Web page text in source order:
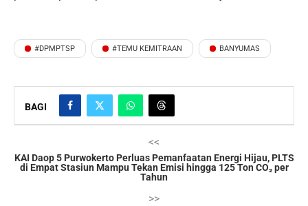
#DPMPTSP #TEMU KEMITRAAN BANYUMAS
BAGI
<<
KAI Daop 5 Purwokerto Perluas Pemanfaatan Energi Hijau, PLTS
di Empat Stasiun Mampu Tekan Emisi hingga 125 Ton CO₂ per
Tahun
>>